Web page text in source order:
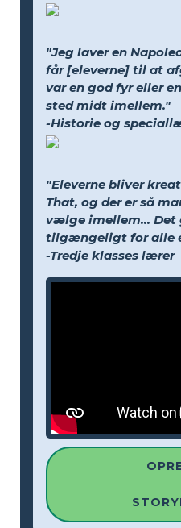
"Jeg laver en
får [eleverne] til at
var en god fyr eller
sted midt imellem."
-Historie og
"Eleverne bliver
That, og der er så
vælge imellem... Det
tilgængeligt for alle
-Tredje klasses lærer